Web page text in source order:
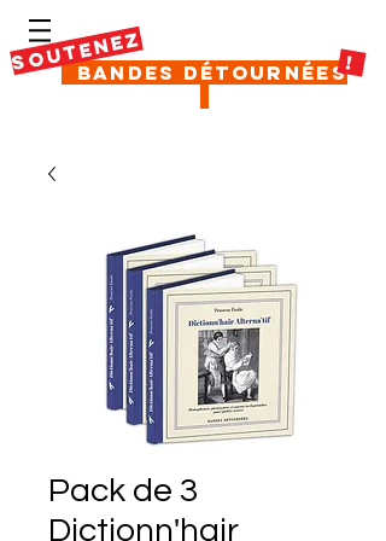
Bandes Détournées
SOUTENEZ !
Pack de 3
Dictionn'hair